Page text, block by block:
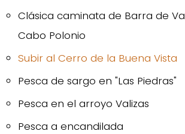
Clásica caminata de Barra de
Cabo Polonio
Subir al Cerro de la Buena Vista
Pesca de sargo en "Las Piedras"
Pesca en el arroyo Valizas
Pesca a encandilada